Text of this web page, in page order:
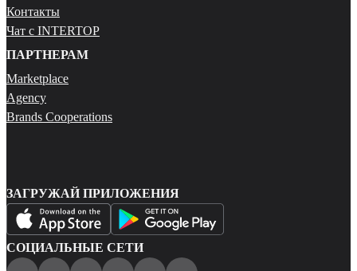
Контакты
Чат с INTERTOP
ПАРТНЕРАМ
Marketplace
Agency
Brands Cooperations
ЗАГРУЖАЙ ПРИЛОЖЕНИЯ
СОЦИАЛЬНЫЕ СЕТИ